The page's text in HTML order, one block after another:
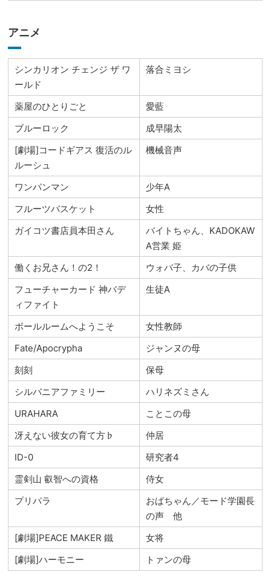
アニメ
シンカリオン チェンジ ザ ワ
ールド
落合ミヨシ
薬屋のひとりごと
愛藍
ブルーロック
成早陽太
[劇場]コードギアス 復活のル
ルーシュ
機械音声
ワンパンマン
少年A
フルーツバスケット
女性
ガイコツ書店員本田さん
バイトちゃん、KADOKAW
A営業 姫
働くお兄さん！の2！
ウォバ子、カバの子供
フューチャーカード 神バデ
ィファイト
生徒A
ボールルームへようこそ
女性教師
Fate/Apocrypha
ジャンヌの母
刻刻
保母
シルバニアファミリー
ハリネズミさん
URAHARA
ことこの母
冴えない彼女の育て方♭
仲居
ID-0
研究者4
霊剣山 叡智への資格
侍女
プリパラ
おばちゃん／モード学園長
の声 他
[劇場]PEACE MAKER 鐵
女将
[劇場]ハーモニー
トァンの母